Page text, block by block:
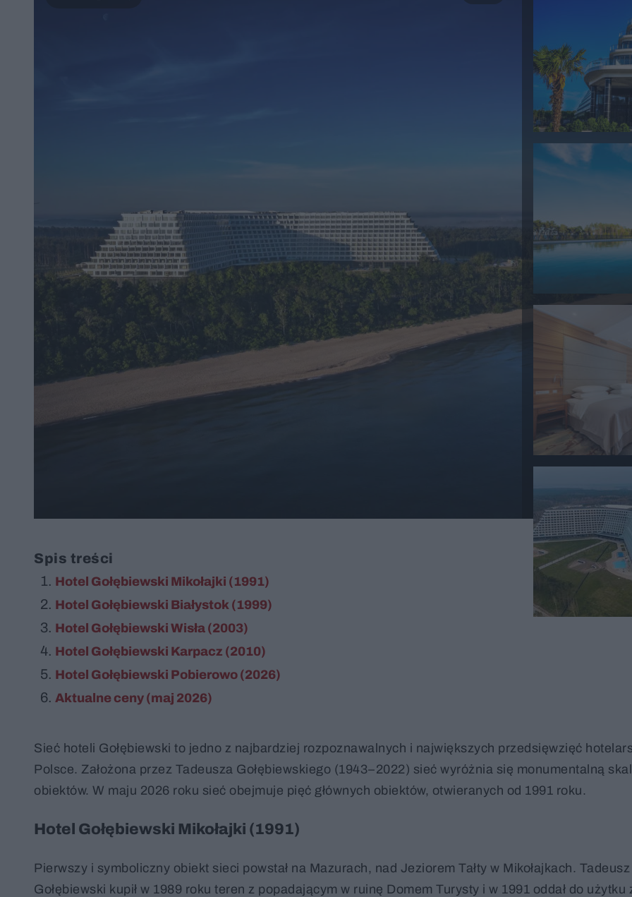
Spis treści
Hotel Gołębiewski Mikołajki (1991)
Hotel Gołębiewski Białystok (1999)
Hotel Gołębiewski Wisła (2003)
Hotel Gołębiewski Karpacz (2010)
Hotel Gołębiewski Pobierowo (2026)
Aktualne ceny (maj 2026)
Sieć hoteli Gołębiewski to jedno z najbardziej rozpoznawalnych i największych przedsięwzięć
Polsce. Założona przez Tadeusza Gołębiewskiego (1943–2022) sieć wyróżnia się monumentalną
obiektów. W maju 2026 roku sieć obejmuje pięć głównych obiektów, otwieranych od 1991 roku.
Hotel Gołębiewski Mikołajki (1991)
Pierwszy i symboliczny obiekt sieci powstał na Mazurach, nad Jeziorem Tałty w Mikołajkach. Tadeusz
Gołębiewski kupił w 1989 roku teren z popadającym w ruinę Domem Turysty i w 1991 oddał do użytku